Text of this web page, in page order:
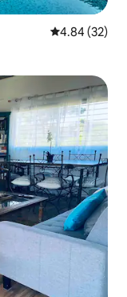
從 32 則評價
4.84 (32)